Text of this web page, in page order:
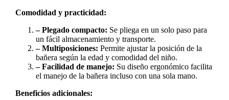
Comodidad y practicidad:
– Plegado compacto: Se pliega en un solo paso para
un fácil almacenamiento y transporte.
– Multiposiciones: Permite ajustar la posición de la
bañera según la edad y comodidad del niño.
– Facilidad de manejo: Su diseño ergonómico facilita
el manejo de la bañera incluso con una sola mano.
Beneficios adicionales: